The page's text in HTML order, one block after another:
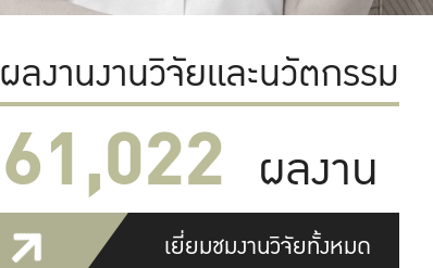
ผลงานงานวิจัยและนวัตกรรม
61,022 ผลงาน
เยี่ยมชมงานวิจัยทั้งหมด